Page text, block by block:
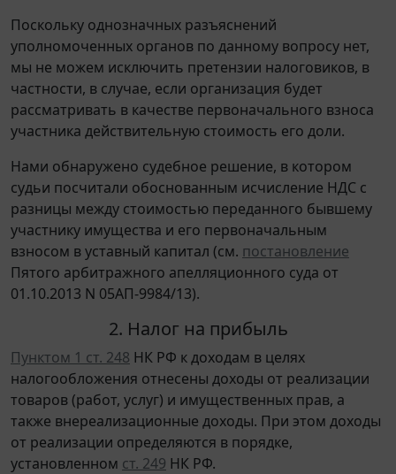
Поскольку однозначных разъяснений
уполномоченных органов по данному вопросу нет,
мы не можем исключить претензии налоговиков, в
частности, в случае, если организация будет
рассматривать в качестве первоначального взноса
участника действительную стоимость его доли.
Нами обнаружено судебное решение, в котором
судьи посчитали обоснованным исчисление НДС с
разницы между стоимостью переданного бывшему
участнику имущества и его первоначальным
взносом в уставный капитал (см. постановление
Пятого арбитражного апелляционного суда от
01.10.2013 N 05АП-9984/13).
2. Налог на прибыль
Пунктом 1 ст. 248 НК РФ к доходам в целях
налогообложения отнесены доходы от реализации
товаров (работ, услуг) и имущественных прав, а
также внереализационные доходы. При этом доходы
от реализации определяются в порядке,
установленном ст. 249 НК РФ.